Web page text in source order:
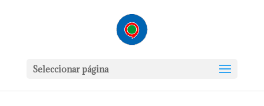
Seleccionar página